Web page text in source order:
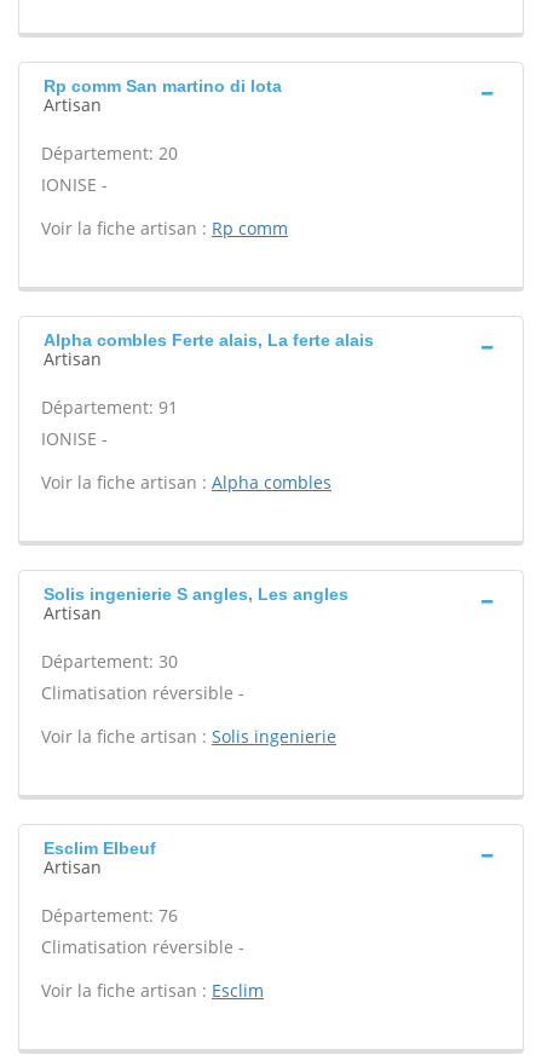
Rp comm San martino di lota
Artisan
Département: 20
IONISE -
Voir la fiche artisan : Rp comm
Alpha combles Ferte alais, La ferte alais
Artisan
Département: 91
IONISE -
Voir la fiche artisan : Alpha combles
Solis ingenierie S angles, Les angles
Artisan
Département: 30
Climatisation réversible -
Voir la fiche artisan : Solis ingenierie
Esclim Elbeuf
Artisan
Département: 76
Climatisation réversible -
Voir la fiche artisan : Esclim